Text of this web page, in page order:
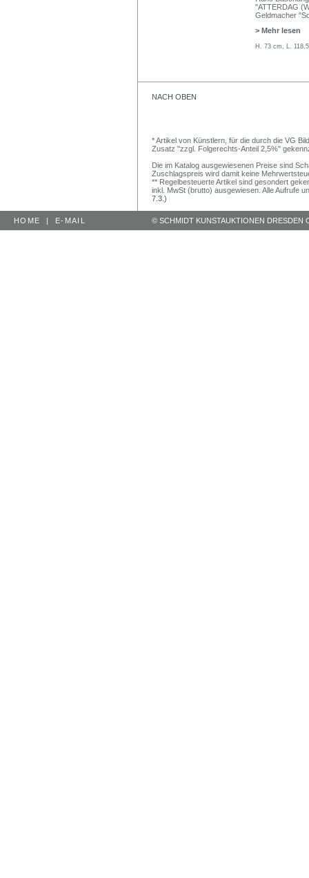
"ATTERDAG
Geldmacher
> Mehr lesen
H. 73 cm, L.
NACH OBEN
* Artikel von Künstlern, für die durch die VG
Zusatz "zzgl. Folgerechts-Anteil 2,5%"
Die im Katalog ausgewiesenen Preise sind
Zuschlagspreis wird damit keine
** Regelbesteuerte Artikel sind gesondert
inkl. MwSt (brutto) ausgewiesen. Alle Aufrufe
7.3.)
HOME | E-MAIL © SCHMIDT KUNSTAUKTIONEN DRESDEN